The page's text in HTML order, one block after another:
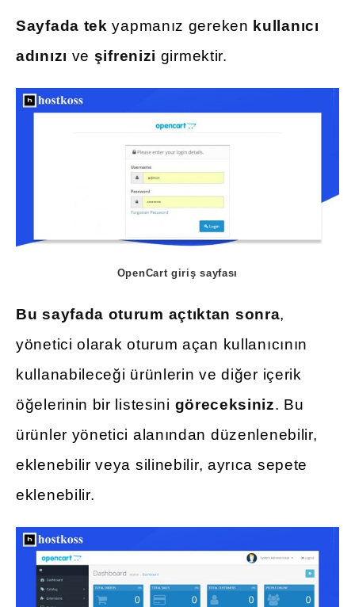
Sayfada tek yapmanız gereken kullanıcı
adınızı ve şifrenizi girmektir.
OpenCart giriş sayfası
Bu sayfada oturum açtıktan sonra,
yönetici olarak oturum açan kullanıcının
kullanabileceği ürünlerin ve diğer içerik
öğelerinin bir listesini göreceksiniz. Bu
ürünler yönetici alanından düzenlenebilir,
eklenebilir veya silinebilir, ayrıca sepete
eklenebilir.